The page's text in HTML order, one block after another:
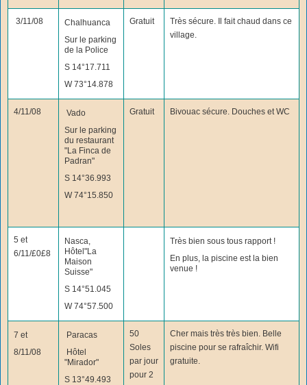
3/11/08
Chalhuanca
Sur le parking
de la Police
S 14°17.711
W 73°14.878
Gratuit
Très sécure. Il fait chaud dans ce
village.
4/11/08
Vado
Sur le parking
du restaurant
"La Finca de
Padran"
S 14°36.993
W 74°15.850
Gratuit Bivouac sécure. Douches et WC
5 et
6/11/£0£8
Nasca,
Hôtel"La
Maison
Suisse"
S 14°51.045
W 74°57.500
Très bien sous tous rapport !
En plus, la piscine est la bien
venue !
7 et
8/11/08
Paracas
Hôtel
"Mirador"
S 13°49.493
50
Soles
par jour
pour 2
Cher mais très très bien. Belle
piscine pour se rafraîchir. Wifi
gratuite.